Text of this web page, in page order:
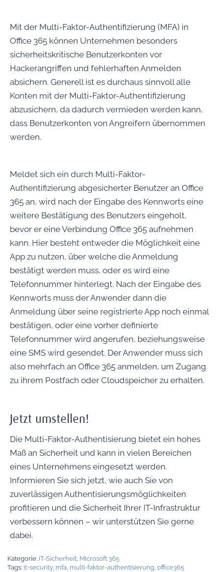
Mit der Multi-Faktor-Authentifizierung (MFA) in
Office 365 können Unternehmen besonders
sicherheitskritische Benutzerkonten vor
Hackerangriffen und fehlerhaften Anmelden
absichern. Generell ist es durchaus sinnvoll alle
Konten mit der Multi-Faktor-Authentifizierung
abzusichern, da dadurch vermieden werden kann,
dass Benutzerkonten von Angreifern übernommen
werden.
Meldet sich ein durch Multi-Faktor-
Authentifizierung abgesicherter Benutzer an Office
365 an, wird nach der Eingabe des Kennworts eine
weitere Bestätigung des Benutzers eingeholt,
bevor er eine Verbindung Office 365 aufnehmen
kann. Hier besteht entweder die Möglichkeit eine
App zu nutzen, über welche die Anmeldung
bestätigt werden muss, oder es wird eine
Telefonnummer hinterlegt. Nach der Eingabe des
Kennworts muss der Anwender dann die
Anmeldung über seine registrierte App noch einmal
bestätigen, oder eine vorher definierte
Telefonnummer wird angerufen, beziehungsweise
eine SMS wird gesendet. Der Anwender muss sich
also mehrfach an Office 365 anmelden, um Zugang
zu ihrem Postfach oder Cloudspeicher zu erhalten.
Jetzt umstellen!
Die Multi-Faktor-Authentisierung bietet ein hohes
Maß an Sicherheit und kann in vielen Bereichen
eines Unternehmens eingesetzt werden.
Informieren Sie sich jetzt, wie auch Sie von
zuverlässigen Authentisierungsmöglichkeiten
profitieren und die Sicherheit Ihrer IT-Infrastruktur
verbessern können – wir unterstützen Sie gerne
dabei.
Kategorie: IT-Sicherheit, Microsoft 365
Tags: it-security, mfa, multi-faktor-authentisierung, office365